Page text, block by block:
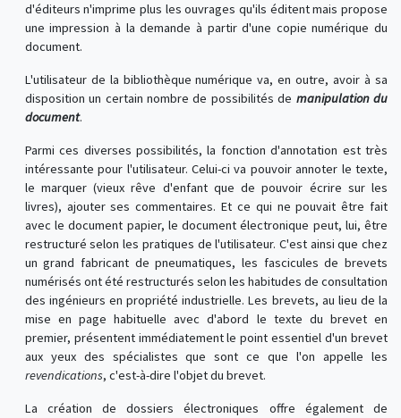
d'éditeurs n'imprime plus les ouvrages qu'ils éditent mais propose
une impression à la demande à partir d'une copie numérique du
document.
L'utilisateur de la bibliothèque numérique va, en outre, avoir à sa
disposition un certain nombre de possibilités de manipulation du
document.
Parmi ces diverses possibilités, la fonction d'annotation est très
intéressante pour l'utilisateur. Celui-ci va pouvoir annoter le texte,
le marquer (vieux rêve d'enfant que de pouvoir écrire sur les
livres), ajouter ses commentaires. Et ce qui ne pouvait être fait
avec le document papier, le document électronique peut, lui, être
restructuré selon les pratiques de l'utilisateur. C'est ainsi que chez
un grand fabricant de pneumatiques, les fascicules de brevets
numérisés ont été restructurés selon les habitudes de consultation
des ingénieurs en propriété industrielle. Les brevets, au lieu de la
mise en page habituelle avec d'abord le texte du brevet en
premier, présentent immédiatement le point essentiel d'un brevet
aux yeux des spécialistes que sont ce que l'on appelle les
revendications, c'est-à-dire l'objet du brevet.
La création de dossiers électroniques offre également de